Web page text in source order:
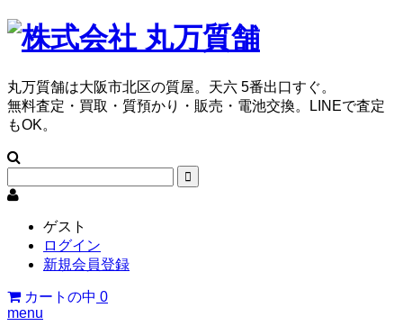
丸万質舗は大阪市北区の質屋。天六 5番出口すぐ。
無料査定・買取・質預かり・販売・電池交換。LINEで査定
もOK。
ゲスト
ログイン
新規会員登録
カートの中 0
menu